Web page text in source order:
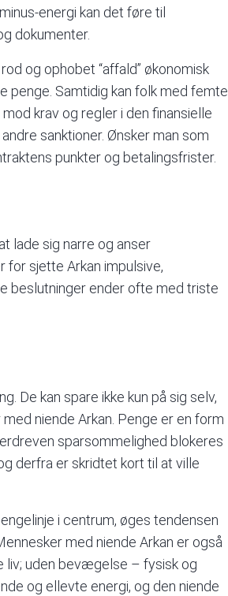
energi kan det føre til
dokumenter.
og ophobet “affald” økonomisk
penge. Samtidig kan folk med femte
krav og regler i den finansielle
sanktioner. Ønsker man som
punkter og betalingsfrister.
lade sig narre og anser
sjette Arkan impulsive,
beslutninger ender ofte med triste
De kan spare ikke kun på sig selv,
niende Arkan. Penge er en form
sparsommelighed blokeres
derfra er skridtet kort til at ville
i centrum, øges tendensen
med niende Arkan er også
liv; uden bevægelse – fysisk og
og ellevte energi, og den niende